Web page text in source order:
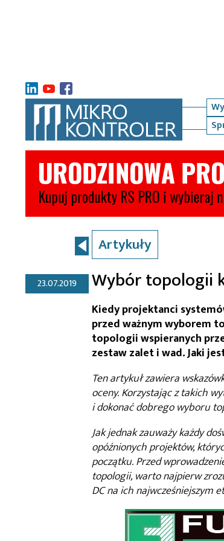
Artykuły
23.07.2019 Wybór topologii
Kiedy projektanci
przed ważnym wyborem
topologii wspieranych
zestaw zalet i wad.Jaki
Ten artykuł zawiera
oceny. Korzystając z takich
i dokonać dobrego wyboru
Jak jednak zauważy każdy
opóźnionych projektów,
początku. Przed
topologii, warto najpierw
DC na ich najwcześniejszym